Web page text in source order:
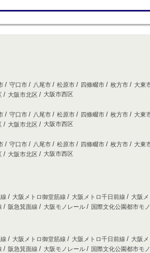
守口市 八尾市 松原市 四條畷市 枚方市 大東
大阪市北区 大阪市西区
守口市 八尾市 松原市 四條畷市 枚方市 大東
大阪市北区 大阪市西区
守口市 八尾市 松原市 四條畷市 枚方市 大東
大阪市北区 大阪市西区
大阪メトロ御堂筋線 大阪メトロ千日前線 大阪
阪急箕面線 大阪モノレール 国際文化公園都市モ
大阪メトロ御堂筋線 大阪メトロ千日前線 大阪
阪急箕面線 大阪モノレール 国際文化公園都市モ